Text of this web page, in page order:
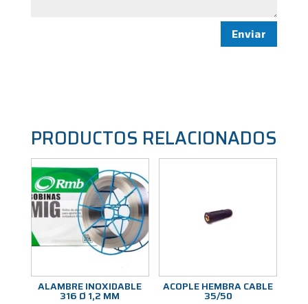
Enviar
PRODUCTOS RELACIONADOS
ALAMBRE INOXIDABLE
316 Ø 1,2 MM
ACOPLE HEMBRA CABLE
35/50